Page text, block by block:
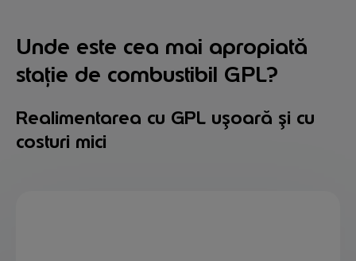
Unde este cea mai apropiată
stație de combustibil GPL?
Realimentarea cu GPL ușoară și cu
costuri mici